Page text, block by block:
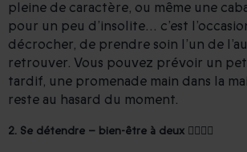
pleine de caractère, ou même une
pour un peu d’insolite… c’est
décrocher, de prendre soin l’un de
retrouver. Vous pouvez prévoir un
tardif, une promenade main dans la
reste au hasard du moment.
2. Se détendre – bien-être à deux 💆‍♀️💆‍♂️